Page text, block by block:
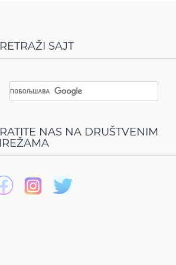
SAJT
NAS NA DRUŠTVENIM